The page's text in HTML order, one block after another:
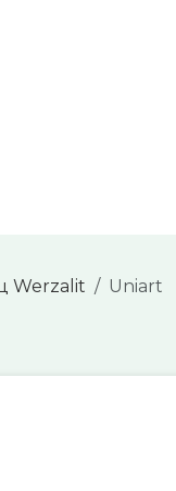
Werzalit Uniart